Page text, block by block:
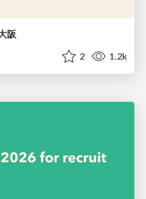
阪
2 1.2k